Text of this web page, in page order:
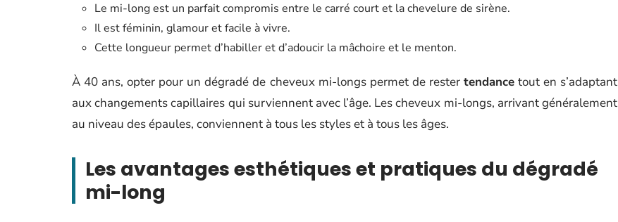
Le mi-long est un parfait compromis entre le carré court et la chevelure de sirène.
Il est féminin, glamour et facile à vivre.
Cette longueur permet d’habiller et d’adoucir la mâchoire et le menton.
À 40 ans, opter pour un dégradé de cheveux mi-longs permet de rester tendancetout en s’adaptant
aux changements capillaires qui surviennent avec l’âge. Les cheveux mi-longs, arrivant généralement
au niveau des épaules, conviennent à tous les styles et à tous les âges.
Les avantages esthétiques et pratiques du dégradé
mi-long